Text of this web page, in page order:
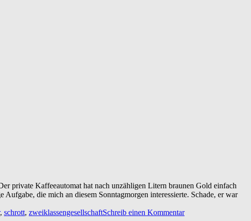
private Kaffeeautomat hat nach unzähligen Litern braunen Gold einfach
die mich an diesem Sonntagmorgen interessierte. Schade, er war
, schrott, zweiklassengesellschaftSchreib einen Kommentar